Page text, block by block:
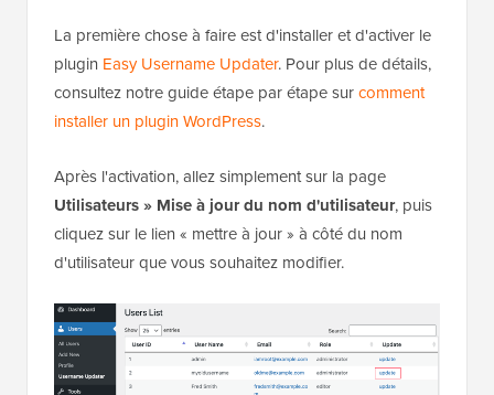
La première chose à faire est d'installer et d'activer le
plugin Easy Username Updater. Pour plus de détails,
consultez notre guide étape par étape surcomment
installer un plugin WordPress.
Après l'activation, allez simplement sur la page
Utilisateurs » Mise à jour du nom d'utilisateur, puis
cliquez sur le lien « mettre à jour » à côté du nom
d'utilisateur que vous souhaitez modifier.